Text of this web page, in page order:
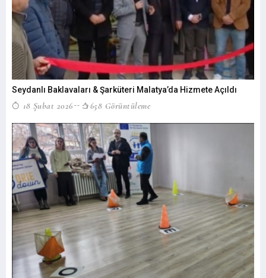
Seydanlı Baklavaları & Şarküteri Malatya’da Hizmete Açıldı
18 Şubat 2026 658 Görüntüleme